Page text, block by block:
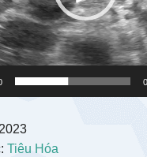
Tiêu Hóa